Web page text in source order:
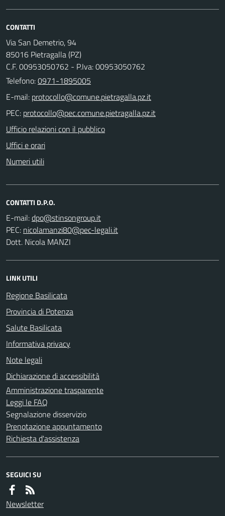
CONTATTI
Via San Demetrio, 94
85016 Pietragalla (PZ)
C.F. 00953050762 - P.Iva: 00953050762
Telefono:0971-1895005
E-mail:
PEC:
Ufficio relazioni con il pubblico
Uffici e orari
Numeri utili
CONTATTI D.P.O.
E-mail:
PEC:
Dott. Nicola MANZI
LINK UTILI
Regione Basilicata
Provincia di Potenza
Salute Basilicata
Informativa privacy
Note legali
Dichiarazione di accessibilità
Amministrazione trasparente
Leggi le FAQ
Segnalazione disservizio
Prenotazione appuntamento
Richiesta d'assistenza
SEGUICI SU
Newsletter